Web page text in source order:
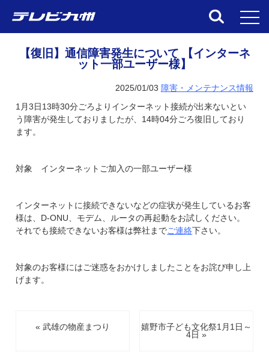
【復旧】通信障害発生について 【インターネ
ット一部ユーザー様】
2025/01/03 障害・メンテナンス情報
1月3日13時30分ごろよりインターネット接続が出来ないとい
う障害が発生しておりましたが、14時04分ごろ復旧しており
ます。
対象 インターネットご加入の一部ユーザー様
インターネットに接続できないなどの症状が発生しているお客
様は、D-ONU、モデム、ルータの再起動をお試しください。
それでも接続できないお客様は弊社までご連絡下さい。
対象のお客様にはご迷惑をおかけしましたことをお詫び申し上
げます。
« 武雄の物産まつり
嬉野市子ども文化祭1月1日～
4日 »